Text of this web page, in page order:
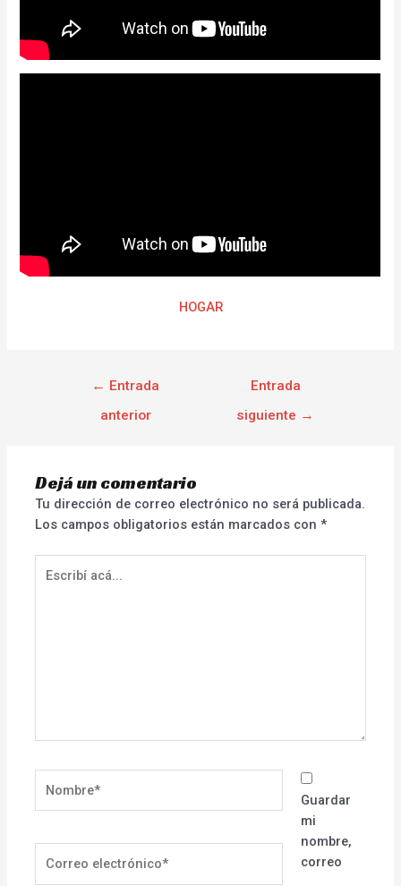
HOGAR
← Entrada
anterior
Entrada
siguiente →
Dejá un comentario
Tu dirección de correo electrónico no será publicada.
Los campos obligatorios están marcados con*
acá...
electrónico*
Guardar
mi
nombre,
correo